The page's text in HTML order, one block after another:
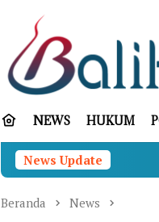
NEWS HUKUM
News Update
Beranda News